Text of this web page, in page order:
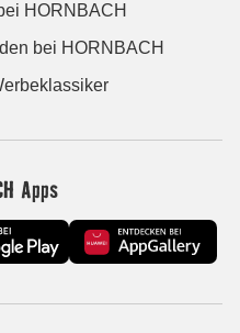
HORNBACH
bei HORNBACH
Apps